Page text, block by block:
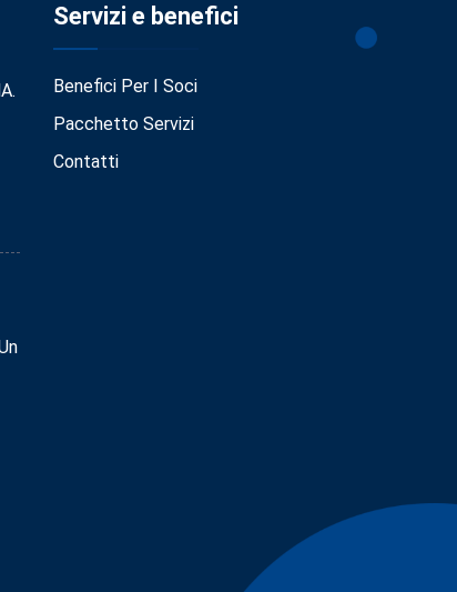
Servizi e benefici
Benefici Per I Soci
Pacchetto Servizi
Contatti